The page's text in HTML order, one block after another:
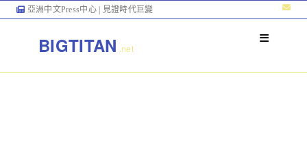
亞洲中文Press中心 | 見證時代巨變
BIGTITAN .net